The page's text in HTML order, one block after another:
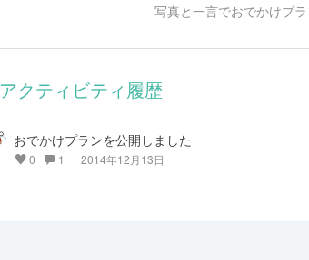
写真と一言でおでかけプ
アクティビティ履歴
おでかけプランを公開しました
0 1 2014年12月13日